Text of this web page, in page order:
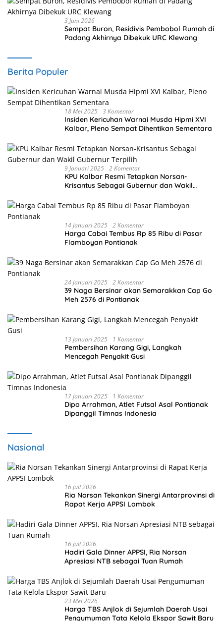
3 Juni 2026
Sempat Buron, Residivis Pembobol Rumah di
Padang Akhirnya Dibekuk URC Klewang
Berita Populer
18 Mei 2025 3 Komentar
Insiden Kericuhan Warnai Musda Hipmi XVI
Kalbar, Pleno Sempat Dihentikan Sementara
9 Januari 2025 2 Komentar
KPU Kalbar Resmi Tetapkan Norsan-
Krisantus Sebagai Gubernur dan Wakil
14 Januari 2025 2 Komentar
Harga Cabai Tembus Rp 85 Ribu di Pasar
Flamboyan Pontianak
24 Januari 2025 2 Komentar
39 Naga Bersinar akan Semarakkan Cap Go
Meh 2576 di Pontianak
13 Januari 2025 1 Komentar
Pembersihan Karang Gigi, Langkah
Mencegah Penyakit Gusi
17 Januari 2025 1 Komentar
Dipo Arrahman, Atlet Futsal Asal Pontianak
Dipanggil Timnas Indonesia
Nasional
16 Juli 2026
Ria Norsan Tekankan Sinergi Antarprovinsi di
Rapat Kerja APPSI Lombok
16 Juli 2026
Hadiri Gala Dinner APPSI, Ria Norsan
Apresiasi NTB sebagai Tuan Rumah
23 Mei 2026
Harga TBS Anjlok di Sejumlah Daerah Usai
Pengumuman Tata Kelola Ekspor Sawit Baru